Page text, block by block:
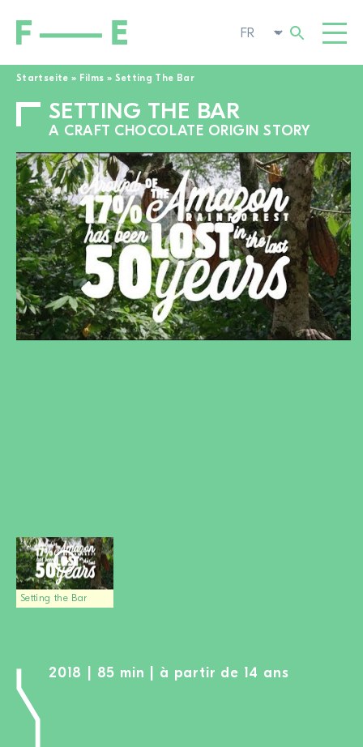
Startseite » Films » Setting The Bar
SETTING THE BAR
A CRAFT CHOCOLATE ORIGIN STORY
Setting the Bar
2018 | 85 min | à partir de 14 ans
FILMS
CINÉMA POP-UP
ENGAGEMENT
ACTUALITÉS
A PROPOS DE NOUS
Kits de film
Login
Rechercher :
À LA RECHERCHE DE FILMS